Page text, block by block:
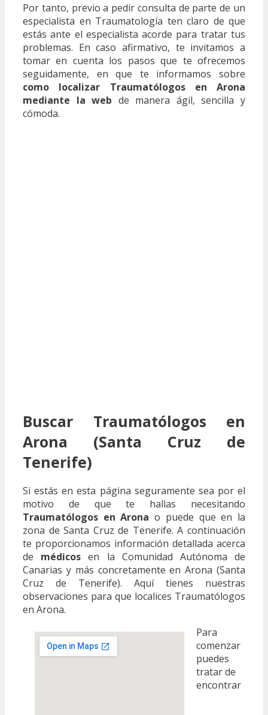
Por tanto, previo a pedir consulta de parte de un
especialista en Traumatología ten claro de que
estás ante el especialista acorde para tratar tus
problemas. En caso afirmativo, te invitamos a
tomar en cuenta los pasos que te ofrecemos
seguidamente, en que te informamos sobre
como localizar Traumatólogos en Arona
mediante la web de manera ágil, sencilla y
cómoda.
Buscar Traumatólogos en
Arona (Santa Cruz de
Tenerife)
Si estás en esta página seguramente sea por el
motivo de que te hallas necesitando
Traumatólogos en Arona o puede que en la
zona de Santa Cruz de Tenerife. A continuación
te proporcionamos información detallada acerca
de médicos en la Comunidad Autónoma de
Canarias y más concretamente en Arona (Santa
Cruz de Tenerife). Aquí tienes nuestras
observaciones para que localices Traumatólogos
en Arona.
Para
comenzar
puedes
tratar de
encontrar